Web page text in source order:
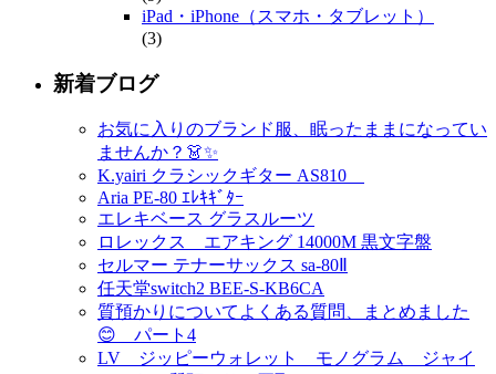
iPad・iPhone（スマホ・タブレット）
(3)
新着ブログ
お気に入りのブランド服、眠ったままになってい
ませんか？👗✨
K.yairi クラシックギター AS810
Aria PE-80 ｴﾚｷｷﾞﾀｰ
エレキベース グラスルーツ
ロレックス エアキング 14000M 黒文字盤
セルマー テナーサックス sa-80Ⅱ
任天堂switch2 BEE-S-KB6CA
質預かりについてよくある質問、まとめました
😊 パート4
LV ジッピーウォレット モノグラム ジャイ